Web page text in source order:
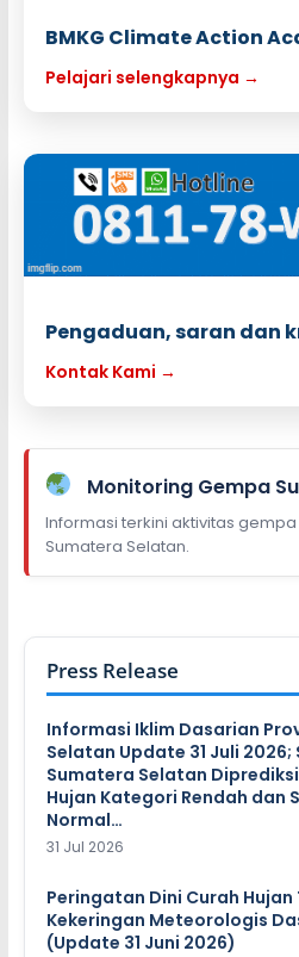
BMKG Climate Action
Pelajari selengkapnya →
Pengaduan, saran dan
Kontak Kami →
Monitoring Gempa
Informasi terkini aktivitas
Sumatera Selatan.
Press Release
Informasi Iklim Dasarian
Selatan Update 31 Juli 2026;
Sumatera Selatan
Hujan Kategori Rendah dan
Normal…
31 Jul 2026
Peringatan Dini Curah Hujan
Kekeringan Meteorologis
(Update 31 Juni 2026)